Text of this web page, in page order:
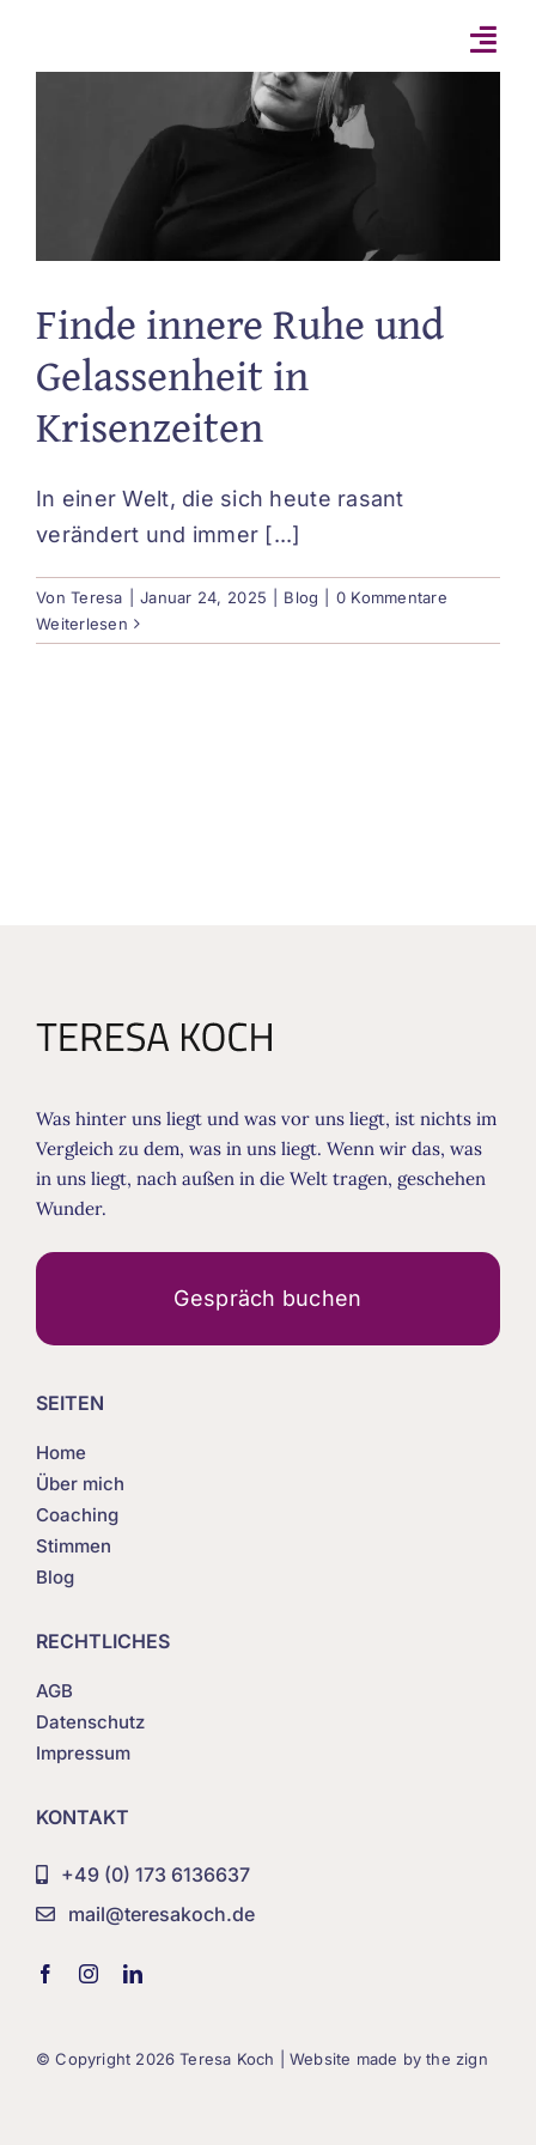
Finde innere Ruhe und
Gelassenheit in
Krisenzeiten
In einer Welt, die sich heute rasant
verändert und immer [...]
VonTeresa Januar 24, 2025 Blog
0 Kommentare
Weiterlesen
Was hinter uns liegt und was vor uns liegt, ist nichts im
Vergleich zu dem, was in uns liegt. Wenn wir das, was
in uns liegt, nach außen in die Welt tragen, geschehen
Wunder.
Gespräch buchen
SEITEN
Home
Über mich
Coaching
Stimmen
Blog
RECHTLICHES
AGB
Datenschutz
Impressum
KONTAKT
+49 (0) 173 6136637
mail@teresakoch.de
© Copyright 2026 Teresa Koch | Website made bythe zign